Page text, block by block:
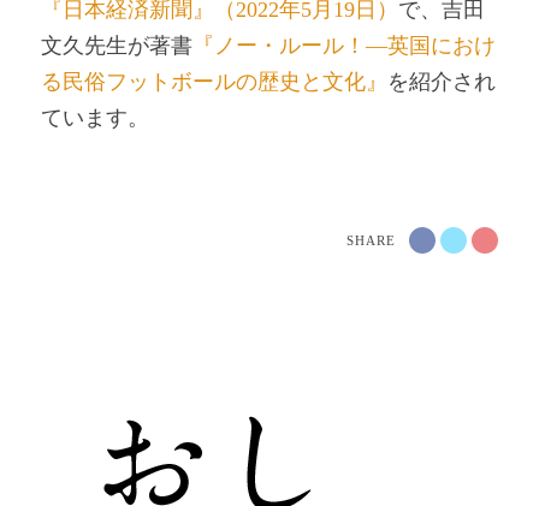
『日本経済新聞』（2022年5月19日） で、吉田
文久先生が著書 『ノー・ルール！―英国におけ
る民俗フットボールの歴史と文化』 を紹介され
ています。
SHARE